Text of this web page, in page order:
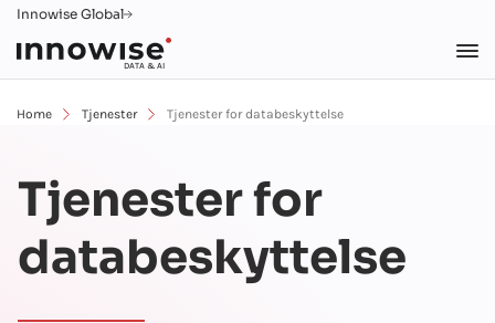
Innowise Global
DATA & AI
Home Tjenester Tjenester for databeskyttelse
Tjenester for
databeskyttelse